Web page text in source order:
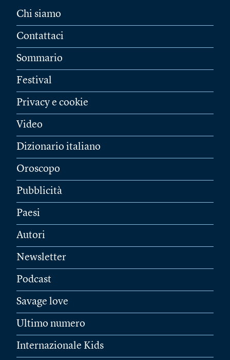
Chi siamo
Contattaci
Sommario
Festival
Privacy e cookie
Video
Dizionario italiano
Oroscopo
Pubblicità
Paesi
Autori
Newsletter
Podcast
Savage love
Ultimo numero
Internazionale Kids